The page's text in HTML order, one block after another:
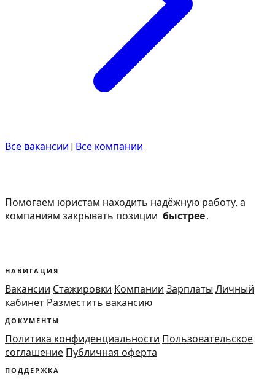
Все вакансии | Все компании
Помогаем юристам находить надёжную работу, а
компаниям закрывать позиции быстрее.
НАВИГАЦИЯ
Вакансии Стажировки Компании Зарплаты Личный
кабинет Разместить вакансию
ДОКУМЕНТЫ
Политика конфиденциальности Пользовательское
соглашение Публичная оферта
ПОДДЕРЖКА